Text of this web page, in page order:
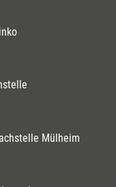
Mülheim